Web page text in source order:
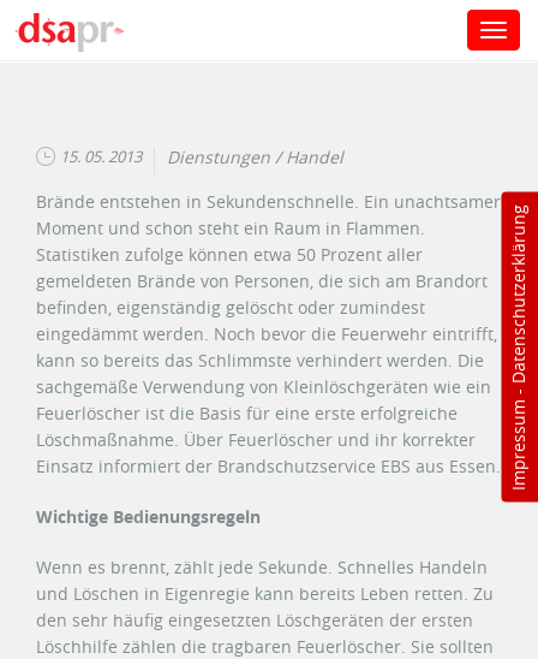
Impressum
-
Datenschutzerklärung
15. 05. 2013
Dienstungen / Handel
Brände entstehen in Sekundenschnelle. Ein unachtsamer
Moment und schon steht ein Raum in Flammen.
Statistiken zufolge können etwa 50 Prozent aller
gemeldeten Brände von Personen, die sich am Brandort
befinden, eigenständig gelöscht oder zumindest
eingedämmt werden. Noch bevor die Feuerwehr eintrifft,
kann so bereits das Schlimmste verhindert werden. Die
sachgemäße Verwendung von Kleinlöschgeräten wie ein
Feuerlöscher ist die Basis für eine erste erfolgreiche
Löschmaßnahme. Über Feuerlöscher und ihr korrekter
Einsatz informiert der Brandschutzservice EBS aus Essen.
Wichtige Bedienungsregeln
Wenn es brennt, zählt jede Sekunde. Schnelles Handeln
und Löschen in Eigenregie kann bereits Leben retten. Zu
den sehr häufig eingesetzten Löschgeräten der ersten
Löschhilfe zählen die tragbaren Feuerlöscher. Sie sollten